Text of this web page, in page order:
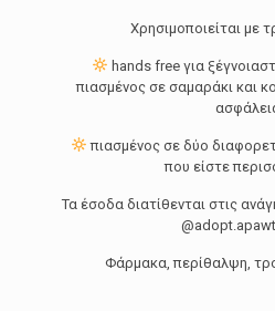
Χρησιμοποιείται με
hands free για
πιασμένος σε σαμαράκι και
πιασμένος σε δύο
που είστε
Τα έσοδα διατίθενται στις
Φάρμακα, περίθαλψη,